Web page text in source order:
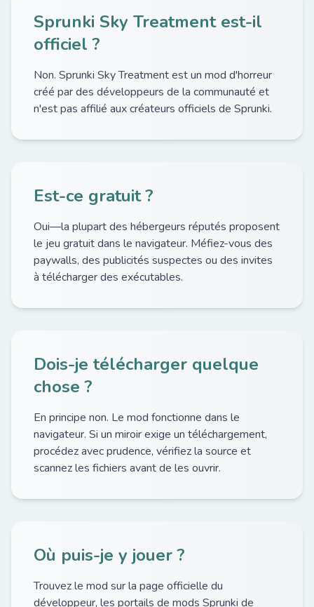
Sprunki Sky Treatment est-il
officiel ?
Non. Sprunki Sky Treatment est un mod d'horreur
créé par des développeurs de la communauté et
n'est pas affilié aux créateurs officiels de Sprunki.
Est-ce gratuit ?
Oui—la plupart des hébergeurs réputés proposent
le jeu gratuit dans le navigateur. Méfiez-vous des
paywalls, des publicités suspectes ou des invites
à télécharger des exécutables.
Dois-je télécharger quelque
chose ?
En principe non. Le mod fonctionne dans le
navigateur. Si un miroir exige un téléchargement,
procédez avec prudence, vérifiez la source et
scannez les fichiers avant de les ouvrir.
Où puis-je y jouer ?
Trouvez le mod sur la page officielle du
développeur, les portails de mods Sprunki de